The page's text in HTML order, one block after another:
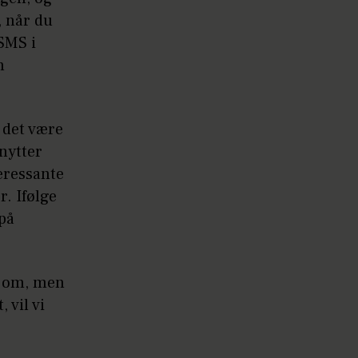
når du
i
være
Ifølge
men
vil vi